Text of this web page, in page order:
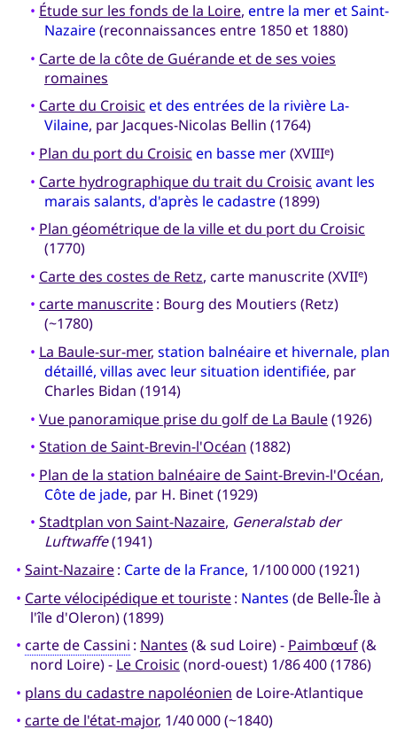
• Étude sur les fonds de la Loire, entre la mer et Saint-
Nazaire(reconnaissances entre 1850 et 1880)
• Carte de la côte de Guérande et de ses voies
romaines
• Carte du Croisic et des entrées de la rivière La-
Vilaine, par Jacques-Nicolas Bellin (1764)
• Plan du port du Croisic en basse mer(XVIIIe)
• Carte hydrographique du trait du Croisic avant les
marais salants, d'après le cadastre(1899)
• Plan géométrique de la ville et du port du Croisic
(1770)
• Carte des costes de Retz, carte manuscrite (XVIIe)
• carte manuscrite: Bourg des Moutiers (Retz)
(~1780)
• La Baule-sur-mer, station balnéaire et hivernale, plan
détaillé, villas avec leur situation identifiée, par
Charles Bidan (1914)
• Vue panoramique prise du golf de La Baule(1926)
• Station de Saint-Brevin-l'Océan (1882)
• Plan de la station balnéaire de Saint-Brevin-l'Océan,
Côte de jade, par H. Binet (1929)
• Stadtplan von Saint-Nazaire, Generalstab der
Luftwaffe(1941)
• Saint-Nazaire: Carte de la France, 1/100 000 (1921)
• Carte vélocipédique et touriste: Nantes (de Belle-Île à
l'île d'Oleron) (1899)
• carte de Cassini : Nantes (& sud Loire) - Paimbœuf(&
nord Loire) - Le Croisic (nord-ouest) 1/86 400 (1786)
• plans du cadastre napoléonien de Loire-Atlantique
• carte de l'état-major, 1/40 000 (~1840)